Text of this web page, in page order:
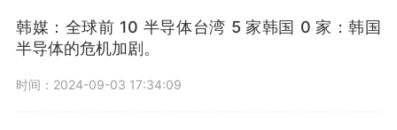
韩媒：全球前 10 半导体台湾 5 家韩国 0 家：韩国
半导体的危机加剧。
时间：2024-09-03 17:34:09